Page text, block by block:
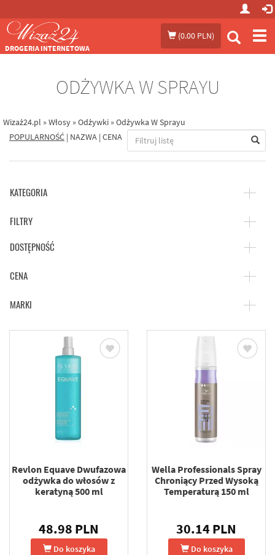
(0.00 PLN)
DROGERIA INTERNETOWA
ODŻYWKA W SPRAYU
Wizaż24.pl »Włosy »Odżywki »Odżywka W Sprayu
POPULARNOŚĆ | NAZWA | CENA
KATEGORIA
FILTRY
DOSTĘPNOŚĆ
CENA
MARKI
Revlon Equave Dwufazowa
odżywka do włosów z
keratyną 500 ml
48.98 PLN
Do koszyka
Wella Professionals Spray
Chroniący Przed Wysoką
Temperaturą 150 ml
30.14 PLN
Do koszyka